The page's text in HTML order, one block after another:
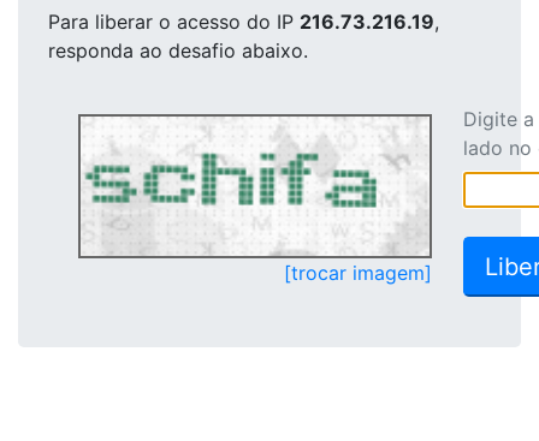
Para liberar o acesso do IP 216.73.216.19,
responda ao desafio abaixo.
[trocar imagem]
Digite
lado no